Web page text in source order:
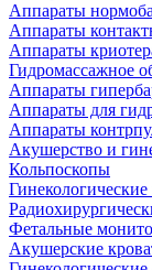
Аппараты
Аппараты
Аппараты
Гидромассажное
Аппараты
Аппараты для
Аппараты
Акушерство и
Кольпоскопы
Гинекологические
Фетальные
Акушерские